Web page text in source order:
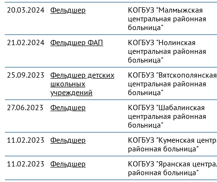
20.03.2024 Фельдшер
КОГБУЗ "Малмыжская
центральная районная
больница"
21.02.2024 Фельдшер ФАП
КОГБУЗ "Нолинская
центральная районная
больница"
25.09.2023
Фельдшер детских
школьных
учреждений
КОГБУЗ "Вятскополянская
центральная районная
больница"
27.06.2023
Фельдшер
КОГБУЗ "Шабалинская
центральная районная
больница"
11.02.2023
Фельдшер
КОГБУЗ "Куменская
районная больница"
11.02.2023
Фельдшер
КОГБУЗ "Яранская
районная больница"